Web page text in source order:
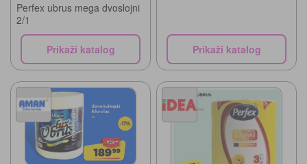
Perfex ubrus mega dvoslojni
2/1
Prikaži katalog Prikaži katalog